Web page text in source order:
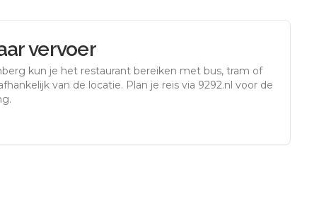
vervoer
kun je het restaurant bereiken met bus, tram of
van de locatie. Plan je reis via 9292.nl voor de